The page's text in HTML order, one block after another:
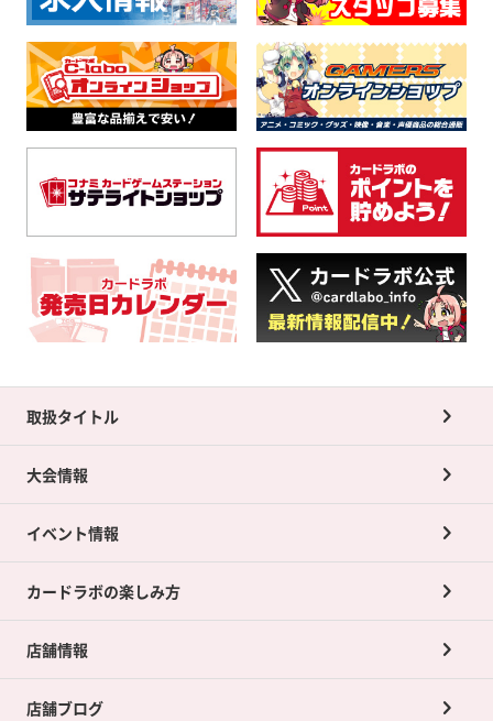
取扱タイトル
大会情報
イベント情報
カードラボの楽しみ方
店舗情報
店舗ブログ